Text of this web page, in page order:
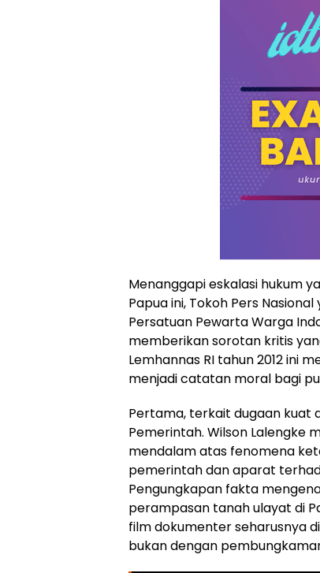
Menanggapi eskalasi hukum
Papua ini, Tokoh Pers
Persatuan Pewarta Warga
memberikan sorotan kritis
Lemhannas RI tahun 2012 ini
menjadi catatan moral bagi
Pertama, terkait dugaan kuat
Pemerintah. Wilson Lalengke
mendalam atas fenomena
pemerintah dan aparat
Pengungkapan fakta
perampasan tanah ulayat di
film dokumenter seharusnya
bukan dengan